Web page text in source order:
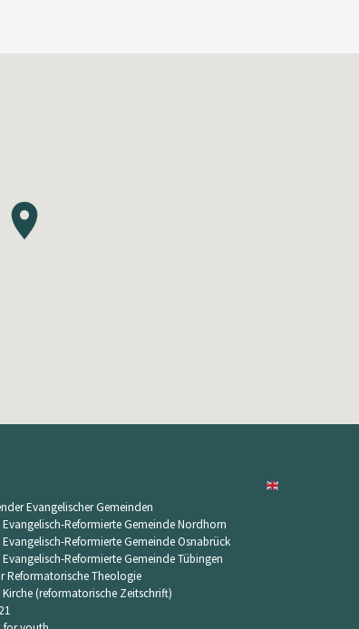
Evangelischer Gemeinden
Evangelisch-Reformierte Gemeinde Nordhorn
Evangelisch-Reformierte Gemeinde Osnabrück
Evangelisch-Reformierte Gemeinde Tübingen
Reformatorische Theologie
Kirche (reformatorische Zeitschrift)